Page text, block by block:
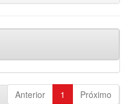
Anterior 1 Próximo